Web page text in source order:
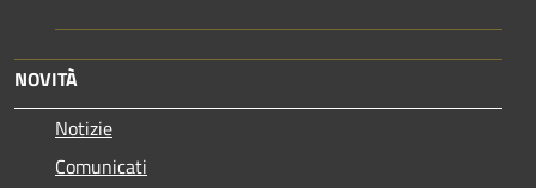
NOVITÀ
Notizie
Comunicati